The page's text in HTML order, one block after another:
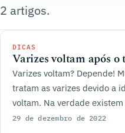
2 artigos.
DICAS
Varizes voltam após
Varizes voltam? Depende!
tratam as varizes devido a
voltam. Na verdade
29 de dezembro de 2022